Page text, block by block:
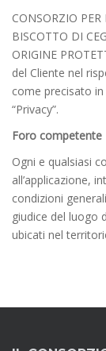
CONSORZIO
BISCOTTO DI
ORIGINE
del Cliente nel
come precisato
“Privacy”.
Foro competente
Ogni e qualsiasi
all’applicazione,
condizioni
giudice del luogo
ubicati nel